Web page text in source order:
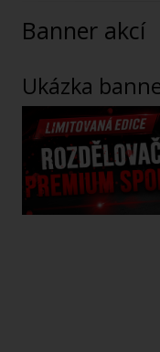
Banner akcí
Ukázka